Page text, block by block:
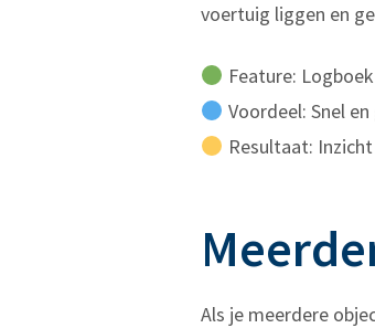
voertuig liggen en
Feature:
Voordeel: Snel
Resultaat:
Als je meerdere